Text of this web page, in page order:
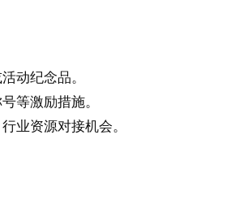
动纪念品。
等激励措施。
业资源对接机会。